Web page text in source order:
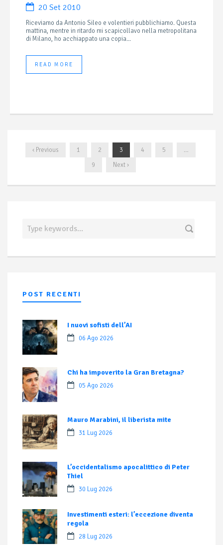
20 Set 2010
Riceviamo da Antonio Sileo e volentieri pubblichiamo. Questa
mattina, mentre in ritardo mi scapicollavo nella metropolitana
di Milano, ho acchiappato una copia...
READ MORE
‹ Previous 1 2 3 4 5
…
9
Next ›
POST RECENTI
I nuovi sofisti dell’AI
06 Ago 2026
Chi ha impoverito la Gran Bretagna?
05 Ago 2026
Mauro Marabini, il liberista mite
31 Lug 2026
L’occidentalismo apocalittico di Peter
Thiel
30 Lug 2026
Investimenti esteri: l’eccezione diventa
regola
28 Lug 2026